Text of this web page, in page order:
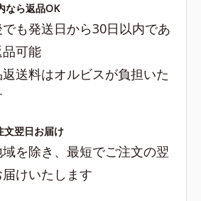
なら返品OK
も発送日から30日以内であ
可能
送料はオルビスが負担いた
文翌日お届け
を除き、最短でご注文の翌
けいたします